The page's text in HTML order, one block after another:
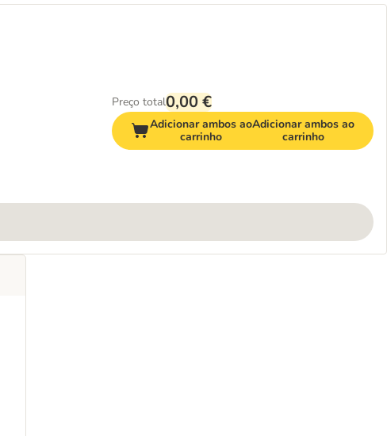
Preço total0,00 €
Adicionar ambos ao
carrinho
Adicionar ambos ao
carrinho